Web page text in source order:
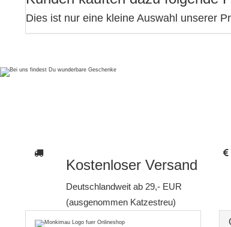
Dies ist nur eine kleine Auswahl unserer
Kostenloser Versand
Deutschlandweit ab 29,- EUR
(ausgenommen Katzestreu)